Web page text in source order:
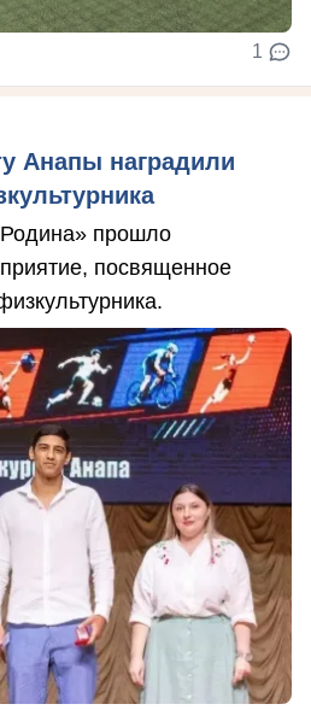
1
Анапы наградили
прошло
посвященное